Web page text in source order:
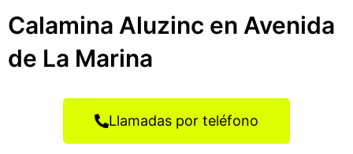
Calamina Aluzinc en Avenida
de La Marina
Llamadas por teléfono